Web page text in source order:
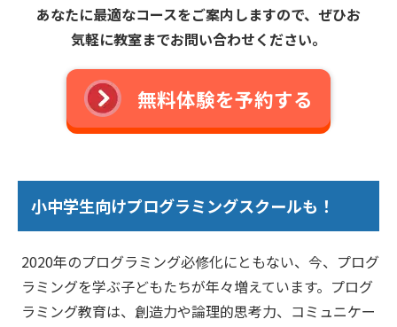
あなたに最適なコースをご案内しますので、ぜひお
気軽に教室までお問い合わせください。
無料体験を予約する
小中学生向けプログラミングスクールも！
2020年のプログラミング必修化にともない、今、プログ
ラミングを学ぶ子どもたちが年々増えています。プログ
ラミング教育は、創造力や論理的思考力、コミュニケー